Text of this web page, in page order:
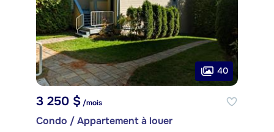
40
3 250 $ /mois
Condo / Appartement à louer